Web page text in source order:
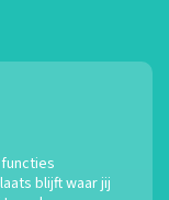
blijft waar jij